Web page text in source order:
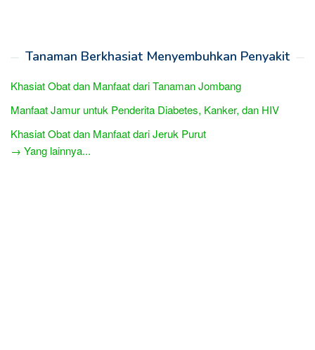
Tanaman Berkhasiat Menyembuhkan Penyakit
Khasiat Obat dan Manfaat dari Tanaman Jombang
Manfaat Jamur untuk Penderita Diabetes, Kanker, dan HIV
Khasiat Obat dan Manfaat dari Jeruk Purut
→ Yang lainnya...